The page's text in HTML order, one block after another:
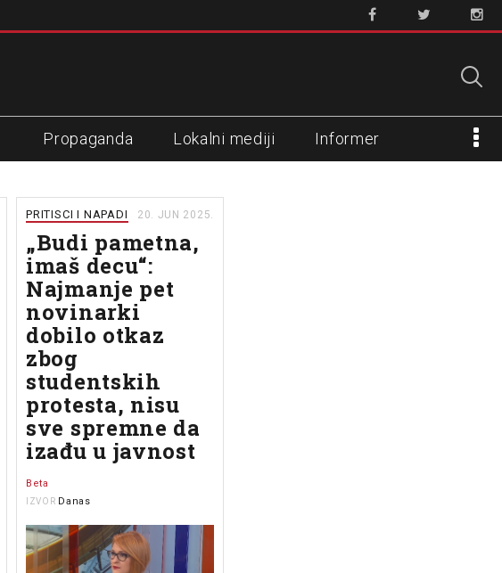
Propaganda Lokalni mediji Informer
PRITISCI I NAPADI 20. JUN 2025.
„Budi pametna,
imaš decu“:
Najmanje pet
novinarki
dobilo otkaz
zbog
studentskih
protesta, nisu
sve spremne da
izađu u javnost
Beta
IZVOR Danas